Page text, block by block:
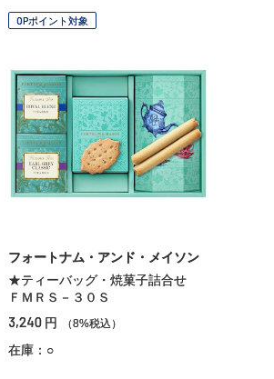
OPポイント対象
フォートナム・アンド・メイソン
★ティーバッグ・焼菓子詰合せ
ＦＭＲＳ－３０Ｓ
3,240 円 （8%税込）
在庫：○